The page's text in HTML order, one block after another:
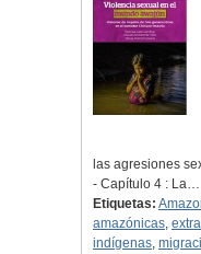
las agresiones
- Capítulo 4 : La…
Etiquetas:
amazónicas,
indígenas,